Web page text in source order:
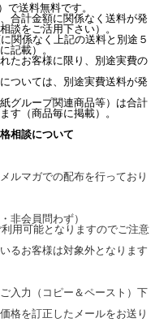
で送料無料です。
合計金額に関係なく送料が発
談をご活用下さい）。
関係なく上記の送料と別途５
記載）。
たお客様に限り、別途実費の
ついては、別途実費送料が発
グループ関連商品等）は合計
す（商品毎に掲載）。
相談について
ルマガでの配布を行っており
非会員問わず）
用可能となりますのでご注意
るお客様は対象外となります
入力（コピー＆ペースト）下
格を訂正したメールをお送り